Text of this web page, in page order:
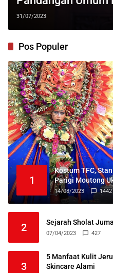
PPAS
31/07/2023
Pos Populer
1
Kostum TFC,
Parigi Moutong
14/08/2023 1442
2 Sejarah Sholat
07/04/2023 427
3
5 Manfaat Kulit
Skincare Alami